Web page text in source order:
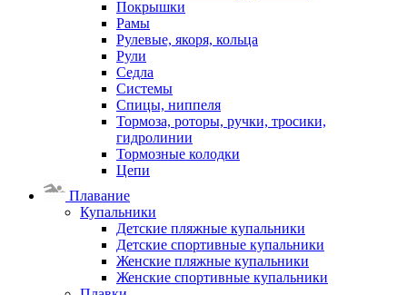
Покрышки
Рамы
Рулевые, якоря, кольца
Рули
Седла
Системы
Спицы, ниппеля
Тормоза, роторы, ручки, тросики,
гидролинии
Тормозные колодки
Цепи
Плавание
Купальники
Детские пляжные купальники
Детские спортивные купальники
Женские пляжные купальники
Женские спортивные купальники